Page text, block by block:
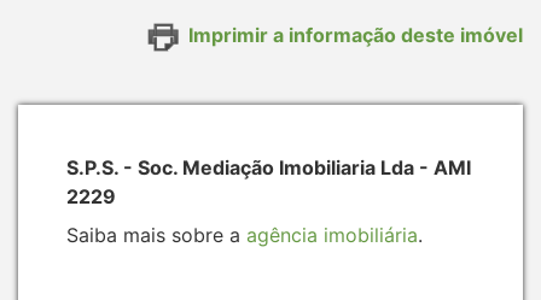
Imprimir a informação deste imóvel
S.P.S. - Soc. Mediação Imobiliaria Lda - AMI
2229
Saiba mais sobre a agência imobiliária.